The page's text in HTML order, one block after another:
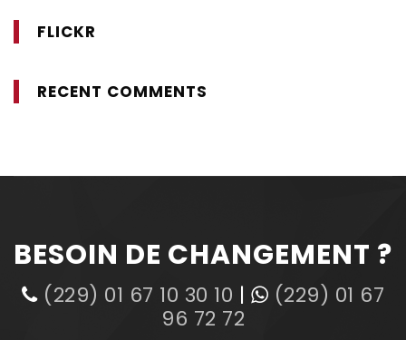
FLICKR
RECENT COMMENTS
BESOIN DE CHANGEMENT ?
(229) 01 67 10 30 10 |
(229) 01 67
96 72 72